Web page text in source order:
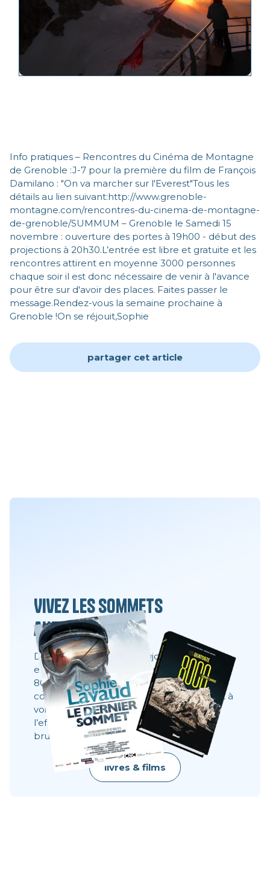
Info pratiques – Rencontres du Cinéma de Montagne
de Grenoble :J-7 pour la première du film de François
Damilano : "On va marcher sur l'Everest"Tous les
détails au lien suivant:http://www.grenoble-
montagne.com/rencontres-du-cinema-de-montagne-
de-grenoble/SUMMUM – Grenoble le Samedi 15
novembre : ouverture des portes à 19h00 - début des
projections à 20h30.L’entrée est libre et gratuite et les
rencontres attirent en moyenne 3000 personnes
chaque soir il est donc nécessaire de venir à l'avance
pour être sur d'avoir des places. Faites passer le
message.Rendez-vous la semaine prochaine à
Grenoble !On se réjouit,Sophie
partager cet article
Vivez les sommets
autrement
Des films, des livres et toujours la même
envie : partager ce que l’on ne voit pas à
8000 mètres. Ces récits montrent les
coulisses, les visages, les choix. Ils donnent à
voir ce qu’une image ne dit pas toujours :
l’effort, le doute, la résilience, la beauté
brute.
livres & films